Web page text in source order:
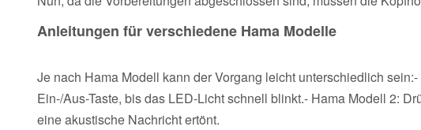
Anleitungen für verschiedene Hama Modelle
Je nach Hama Modell kann der Vorgang leicht unterschiedlich
Ein-/Aus-Taste, bis das LED-Licht schnell blinkt.- Hama Modell 2:
eine akustische Nachricht ertönt.